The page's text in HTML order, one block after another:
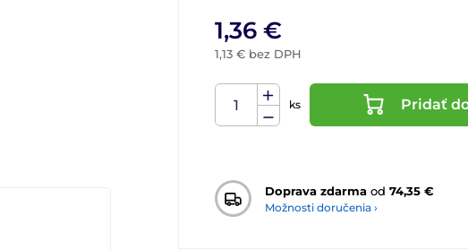
1,36 €
1,13 € bez DPH
ks Pridať
Doprava zdarma od 74,35 €
Možnosti doručenia ›